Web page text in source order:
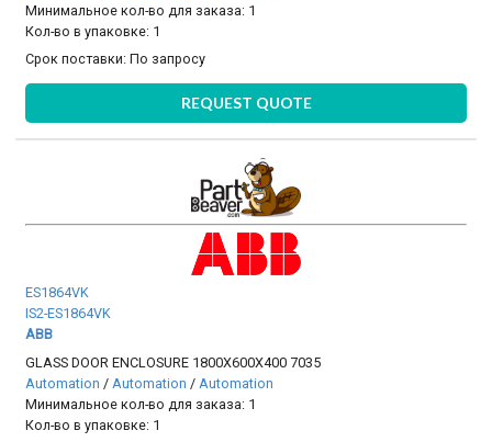
Минимальное кол-во для заказа: 1
Кол-во в упаковке: 1
Срок поставки:По запросу
REQUEST QUOTE
ES1864VK
IS2-ES1864VK
ABB
GLASS DOOR ENCLOSURE 1800X600X400 7035
Automation / Automation / Automation
Минимальное кол-во для заказа: 1
Кол-во в упаковке: 1